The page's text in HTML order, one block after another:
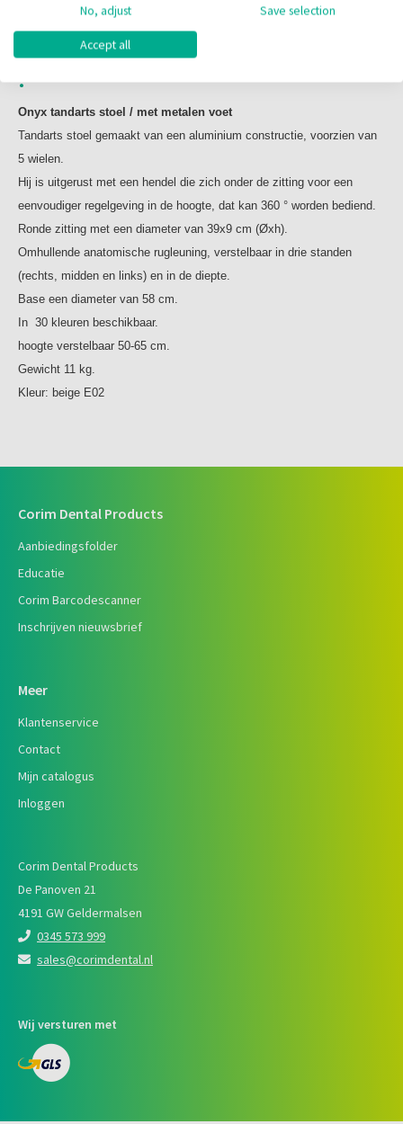
Omschrijving
Onyx tandarts stoel / met metalen voet
Tandarts stoel gemaakt van een aluminium constructie, voorzien van
5 wielen.
Hij is uitgerust met een hendel die zich onder de zitting voor een
eenvoudiger regelgeving in de hoogte, dat kan 360 ° worden bediend.
Ronde zitting met een diameter van 39x9 cm (Øxh).
Omhullende anatomische rugleuning, verstelbaar in drie standen
(rechts, midden en links) en in de diepte.
Base een diameter van 58 cm.
In 30 kleuren beschikbaar.
hoogte verstelbaar 50-65 cm.
Gewicht 11 kg.
Kleur: beige E02
Corim Dental Products
Aanbiedingsfolder
Educatie
Corim Barcodescanner
Inschrijven nieuwsbrief
Meer
Klantenservice
Contact
Mijn catalogus
Inloggen
Corim Dental Products
De Panoven 21
4191 GW Geldermalsen
0345 573 999
sales@corimdental.nl
Wij versturen met
No, adjust Save selection
Accept all